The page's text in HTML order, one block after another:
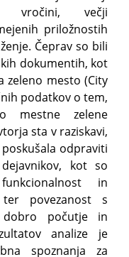
vročini, večji
priložnostih
Čeprav so bili
dokumentih, kot
zeleno mesto (City
podatkov o tem,
mestne zelene
sta v raziskavi,
odpraviti
kot so
in
povezanost s
dobro počutje in
analize je
spoznanja za